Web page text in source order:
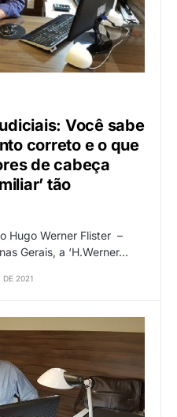
Você sabe
correto e o que
de cabeça
tão
Hugo Werner Flister –
Gerais, a ‘H.Werner…
DE 2021